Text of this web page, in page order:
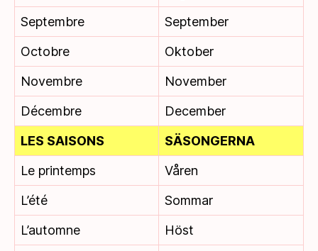
Septembre
September
Octobre
Oktober
Novembre
November
Décembre
December
LES SAISONS
SÄSONGERNA
Le printemps
Våren
L’été
Sommar
L’automne
Höst